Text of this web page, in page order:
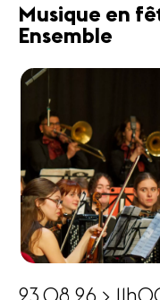
Musique en
Ensemble